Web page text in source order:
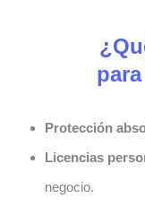
Protección
Licencias
negocio.